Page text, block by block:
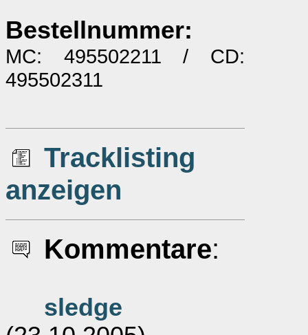
Bestellnummer:
MC: 495502211 / CD:
495502311
Tracklisting
anzeigen
Kommentare:
sledge